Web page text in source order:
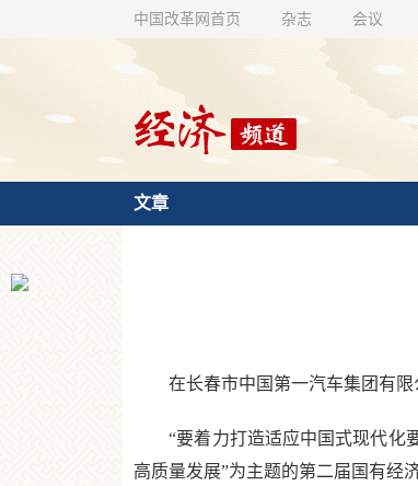
中国改革网首页 杂志 会议
文章
在长春市中国第一汽车集团有限
“要着力打造适应中国式现代化要
高质量发展”为主题的第二届国有经